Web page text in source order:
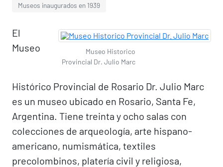
Museos inaugurados en 1939
Museo Historico
Provincial Dr. Julio Marc
El
Museo
Histórico Provincial de Rosario Dr. Julio Marc
es un museo ubicado en Rosario, Santa Fe,
Argentina. Tiene treinta y ocho salas con
colecciones de arqueología, arte hispano-
americano, numismática, textiles
precolombinos, platería civil y religiosa,